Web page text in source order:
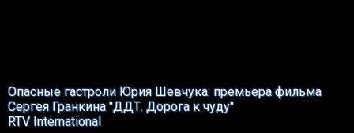
Опасные гастроли Юрия Шевчука: премьера фильма
Сергея Гранкина "ДДТ. Дорога к чуду"
RTV International